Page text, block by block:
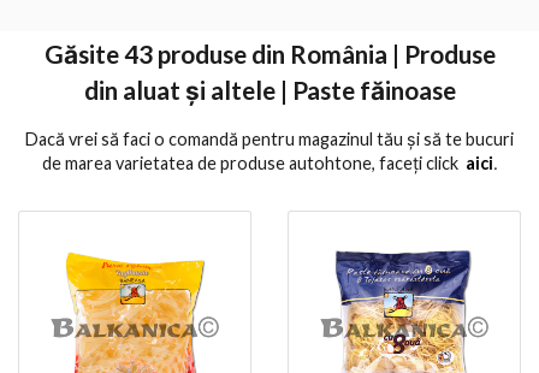
Găsite43produse din România | Produse
din aluat și altele | Paste făinoase
Dacă vrei să faci o comandă pentru magazinul tău și să te bucuri
de marea varietatea de produse autohtone, faceți click aici․